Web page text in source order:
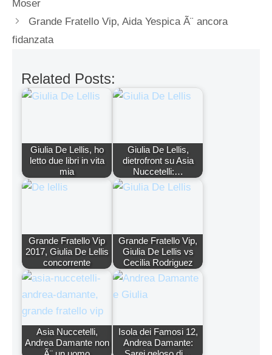
Moser
Grande Fratello Vip, Aida Yespica Ã¨ ancora
fidanzata
Related Posts:
Giulia De Lellis, ho
letto due libri in vita
mia
Giulia De Lellis,
dietrofront su Asia
Nuccetelli:…
Grande Fratello Vip
2017, Giulia De Lellis
concorrente
Grande Fratello Vip,
Giulia De Lellis vs
Cecilia Rodriguez
Asia Nuccetelli,
Andrea Damante non
Isola dei Famosi 12,
Andrea Damante: